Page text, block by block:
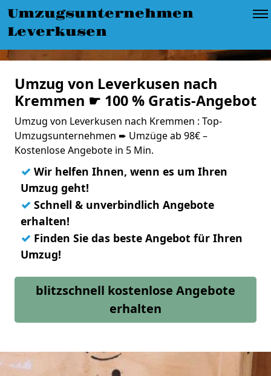
Umzugsunternehmen
Leverkusen
Umzug von Leverkusen nach
Kremmen ☛ 100 % Gratis-Angebot
Umzug von Leverkusen nach Kremmen : Top-
Umzugsunternehmen ➨ Umzüge ab 98€ –
Kostenlose Angebote in 5 Min.
✓ Wir helfen Ihnen, wenn es um Ihren
Umzug geht!
✓ Schnell & unverbindlich Angebote
erhalten!
✓ Finden Sie das beste Angebot für Ihren
Umzug!
blitzschnell kostenlose Angebote
erhalten